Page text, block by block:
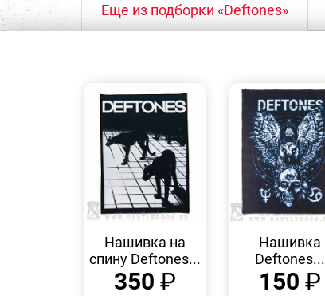
Еще из подборки «Deftones»
Нашивка на
спину Deftones...
350 ₽
Нашивка
Deftones...
150 ₽